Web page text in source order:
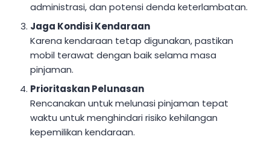
administrasi, dan potensi denda keterlambatan.
Jaga Kondisi Kendaraan
Karena kendaraan tetap digunakan, pastikan
mobil terawat dengan baik selama masa
pinjaman.
Prioritaskan Pelunasan
Rencanakan untuk melunasi pinjaman tepat
waktu untuk menghindari risiko kehilangan
kepemilikan kendaraan.